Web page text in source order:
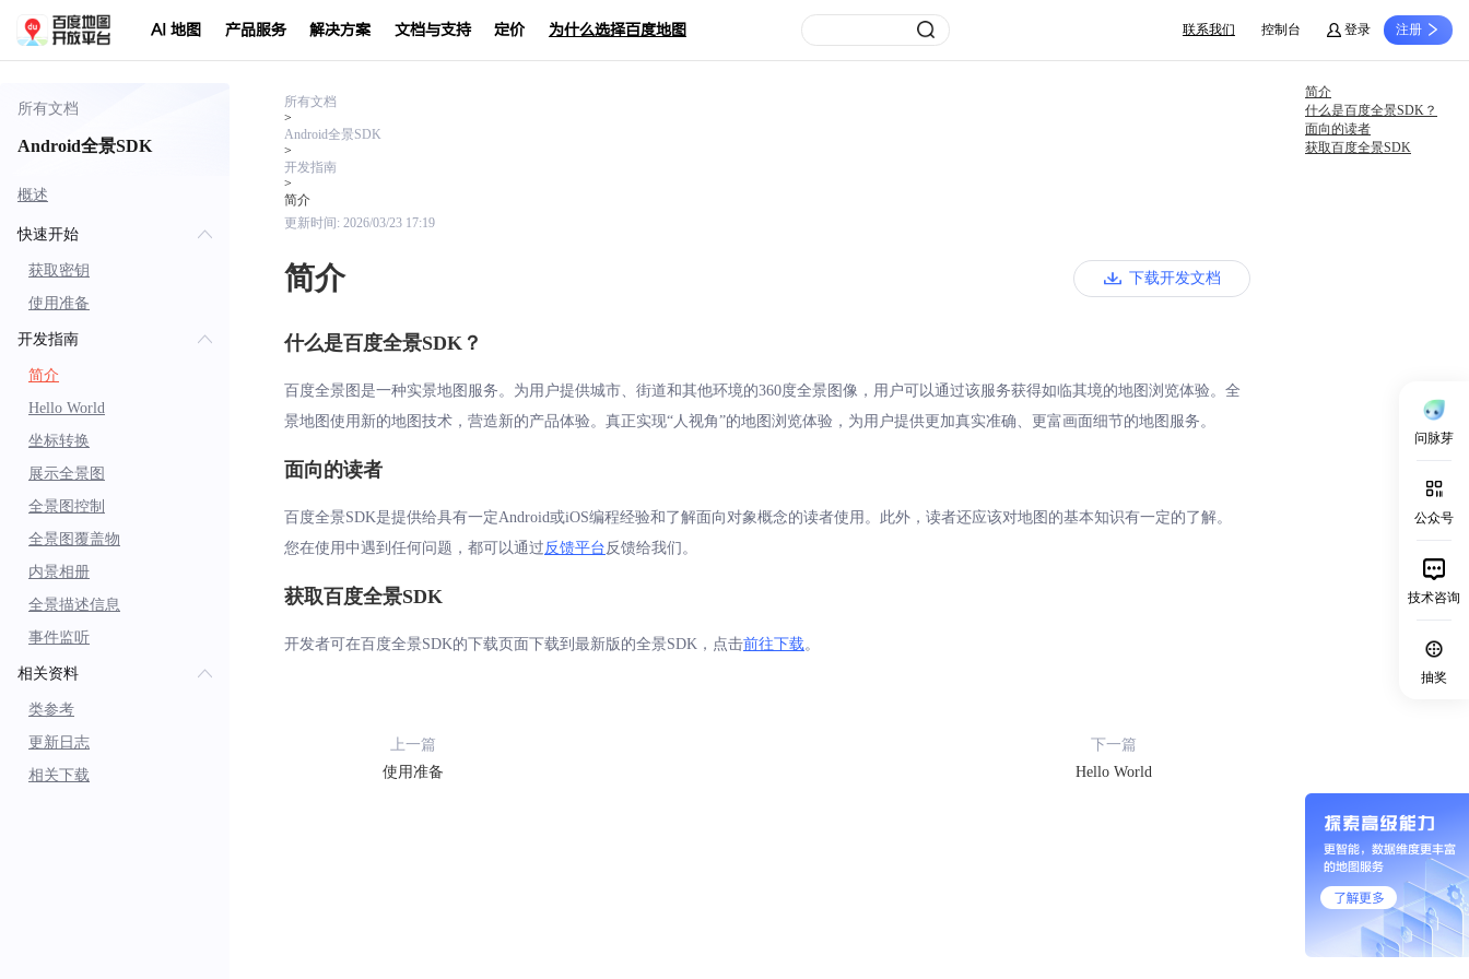
AI 地图 产品服务 解决方案 文档与支持 定价 为什么选择百度地图 联系我们 控制台 登录 注册
问脉芽
公众号
技术咨询
抽奖
所有文档
Android全景SDK
概述
快速开始
获取密钥
使用准备
开发指南
简介
Hello World
坐标转换
展示全景图
全景图控制
全景图覆盖物
内景相册
全景描述信息
事件监听
相关资料
类参考
更新日志
相关下载
所有文档
>
Android全景SDK
>
开发指南
>
简介
更新时间: 2026/03/23 17:19
简介 下载开发文档
什么是百度全景SDK？
百度全景图是一种实景地图服务。为用户提供城市、街道和其他环境的360度全景图像，用户可以通过该服务获得如临其境的地图浏览体验。全
景地图使用新的地图技术，营造新的产品体验。真正实现“人视角”的地图浏览体验，为用户提供更加真实准确、更富画面细节的地图服务。
面向的读者
百度全景SDK是提供给具有一定Android或iOS编程经验和了解面向对象概念的读者使用。此外，读者还应该对地图的基本知识有一定的了解。
您在使用中遇到任何问题，都可以通过 反馈平台 反馈给我们。
获取百度全景SDK
开发者可在百度全景SDK的下载页面下载到最新版的全景SDK，点击前往下载 。
上一篇
使用准备
下一篇
Hello World
简介
什么是百度全景SDK？
面向的读者
获取百度全景SDK